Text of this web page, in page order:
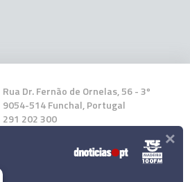
Rua Dr. Fernão de Ornelas, 56 - 3º
9054-514 Funchal, Portugal
291 202 300
Instale a nossa App ×